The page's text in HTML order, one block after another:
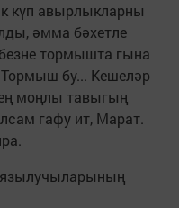
күп авырлыкларны
әмма бәхетле
тормышта гына
Тормыш бу... Кешеләр
моңлы тавыгың
гафу ит, Марат.